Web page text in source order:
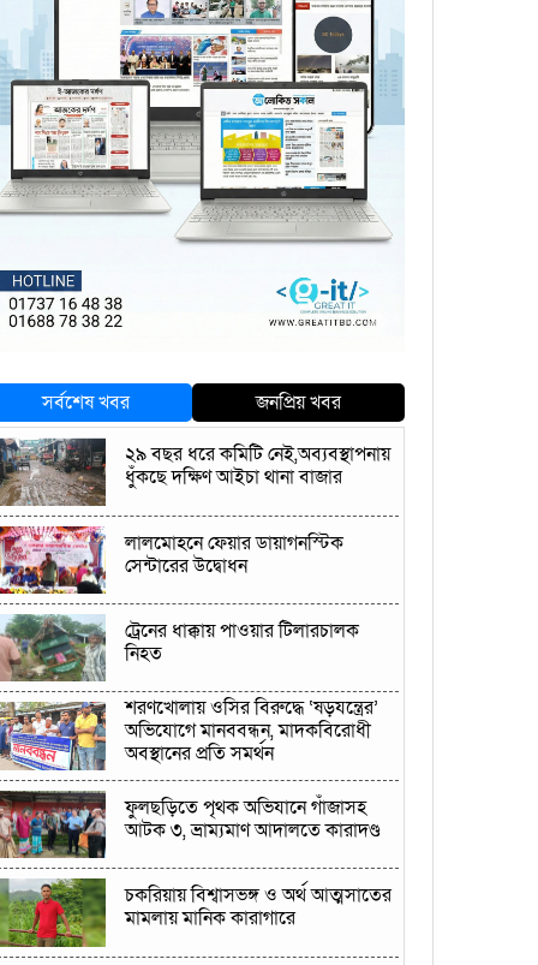
সর্বশেষ খবর
জনপ্রিয় খবর
২৯ বছর ধরে কমিটি নেই,অব্যবস্থাপনায়
ধুঁকছে দক্ষিণ আইচা থানা বাজার
লালমোহনে ফেয়ার ডায়াগনস্টিক
সেন্টারের উদ্বোধন
ট্রেনের ধাক্কায় পাওয়ার টিলারচালক
নিহত
শরণখোলায় ওসির বিরুদ্ধে ‘ষড়যন্ত্রের’
অভিযোগে মানববন্ধন, মাদকবিরোধী
অবস্থানের প্রতি সমর্থন
ফুলছড়িতে পৃথক অভিযানে গাঁজাসহ
আটক ৩, ভ্রাম্যমাণ আদালতে কারাদণ্ড
চকরিয়ায় বিশ্বাসভঙ্গ ও অর্থ আত্মসাতের
মামলায় মানিক কারাগারে